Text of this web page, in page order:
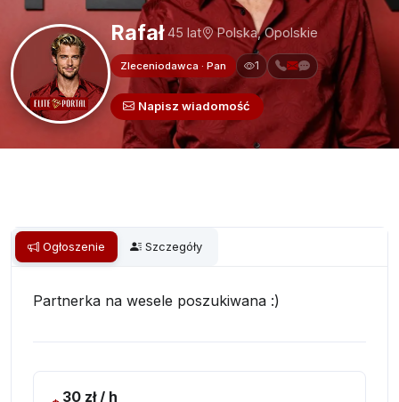
Rafał 45 lat Polska, Opolskie
Zleceniodawca · Pan 1
Napisz wiadomość
Ogłoszenie Szczegóły
Partnerka na wesele poszukiwana :)
30 zł / h